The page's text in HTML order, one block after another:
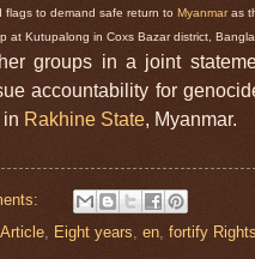
flags to demand safe return to Myanmaras
at Kutupalong in Coxs Bazar district,
groups in a joint
accountability for
Rakhine State, Myanmar.
Article Eight years en fortify Rights